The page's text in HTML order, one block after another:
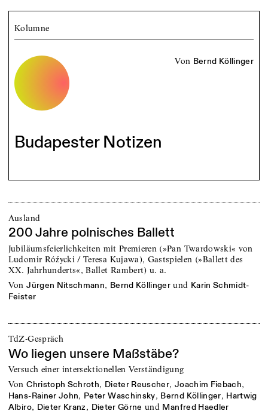
Kolumne
von Bernd Köllinger
Budapester Notizen
Ausland
200 Jahre polnisches Ballett
Jubiläumsfeierlichkeiten mit Premieren (»Pan Twardowski« von
Ludomir Róźycki / Teresa Kujawa), Gastspielen (»Ballett des
XX. Jahrhunderts«, Ballet Rambert) u. a.
von Jürgen Nitschmann, Bernd Köllinger und Karin Schmidt-
Feister
TdZ-Gespräch
Wo liegen unsere Maßstäbe?
Versuch einer intersektionellen Verständigung
von Christoph Schroth, Dieter Reuscher, Joachim Fiebach,
Hans-Rainer John, Peter Waschinsky, Bernd Köllinger, Hartwig
Albiro, Dieter Kranz, Dieter Görne und Manfred Haedler